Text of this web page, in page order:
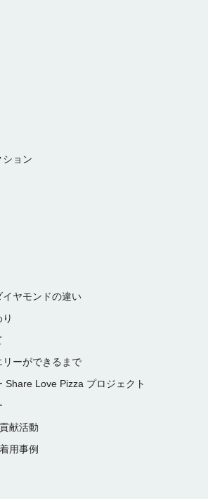
ョン
ヤモンドの違い
ーができるまで
Share Love Pizza プロジェクト
献活動
用事例